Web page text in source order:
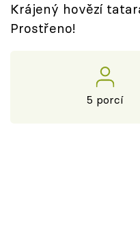
Sledujte prima+
Krájený hovězí
Prostřeno!
5 porcí